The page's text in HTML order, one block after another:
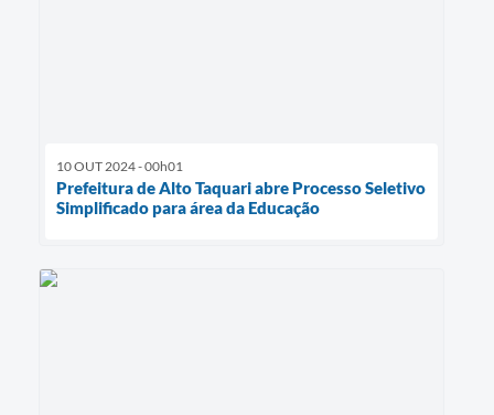
10 OUT 2024 - 00h01
Prefeitura de Alto Taquari abre Processo Seletivo
Simplificado para área da Educação